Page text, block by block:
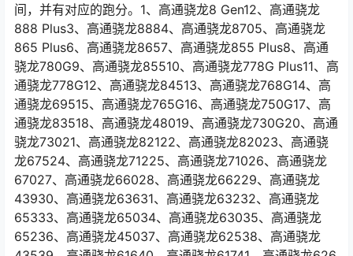
间，并有对应的跑分。1、高通骁龙8 Gen12、高通骁龙
888 Plus3、高通骁龙8884、高通骁龙8705、高通骁龙
865 Plus6、高通骁龙8657、高通骁龙855 Plus8、高通
骁龙780G9、高通骁龙85510、高通骁龙778G Plus11、高
通骁龙778G12、高通骁龙84513、高通骁龙768G14、高
通骁龙69515、高通骁龙765G16、高通骁龙750G17、高
通骁龙83518、高通骁龙48019、高通骁龙730G20、高通
骁龙73021、高通骁龙82122、高通骁龙82023、高通骁
龙67524、高通骁龙71225、高通骁龙71026、高通骁龙
67027、高通骁龙66028、高通骁龙66229、高通骁龙
43930、高通骁龙63631、高通骁龙63232、高通骁龙
65333、高通骁龙65034、高通骁龙63035、高通骁龙
65236、高通骁龙45037、高通骁龙62538、高通骁龙